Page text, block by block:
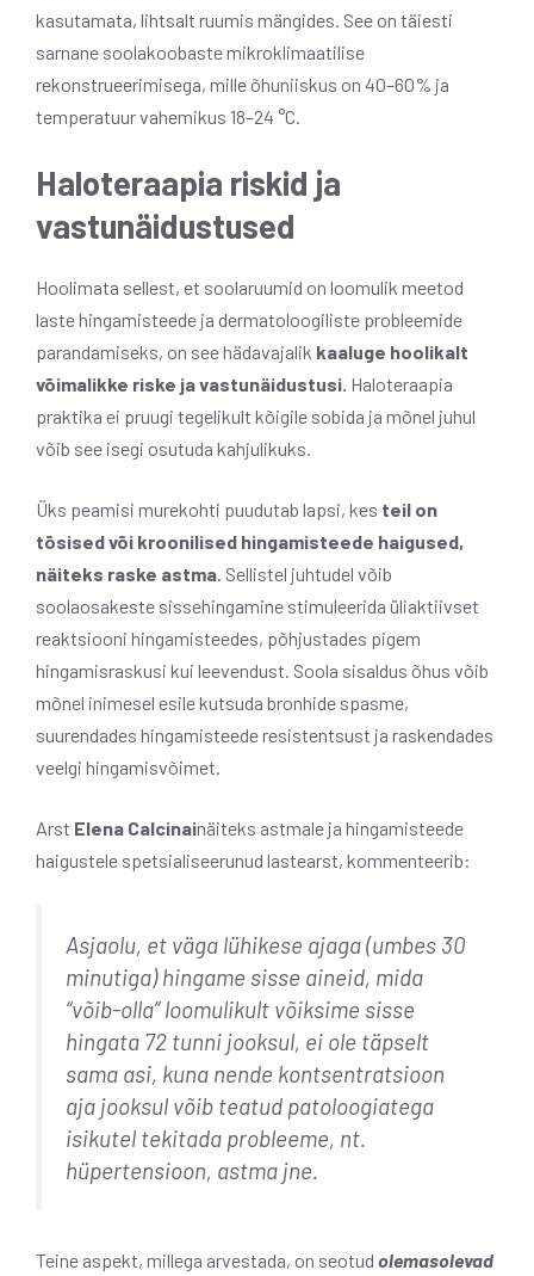
kasutamata, lihtsalt ruumis mängides. See on täiesti
sarnane soolakoobaste mikroklimaatilise
rekonstrueerimisega, mille õhuniiskus on 40–60% ja
temperatuur vahemikus 18–24 °C.
Haloteraapia riskid ja
vastunäidustused
Hoolimata sellest, et soolaruumid on loomulik meetod
laste hingamisteede ja dermatoloogiliste probleemide
parandamiseks, on see hädavajalik kaaluge hoolikalt
võimalikke riske ja vastunäidustusi. Haloteraapia
praktika ei pruugi tegelikult kõigile sobida ja mõnel juhul
võib see isegi osutuda kahjulikuks.
Üks peamisi murekohti puudutab lapsi, kes teil on
tõsised või kroonilised hingamisteede haigused,
näiteks raske astma . Sellistel juhtudel võib
soolaosakeste sissehingamine stimuleerida üliaktiivset
reaktsiooni hingamisteedes, põhjustades pigem
hingamisraskusi kui leevendust. Soola sisaldus õhus võib
mõnel inimesel esile kutsuda bronhide spasme,
suurendades hingamisteede resistentsust ja raskendades
veelgi hingamisvõimet.
Arst Elena Calcinainäiteks astmale ja hingamisteede
haigustele spetsialiseerunud lastearst, kommenteerib:
Asjaolu, et väga lühikese ajaga (umbes 30
minutiga) hingame sisse aineid, mida
“võib-olla” loomulikult võiksime sisse
hingata 72 tunni jooksul, ei ole täpselt
sama asi, kuna nende kontsentratsioon
aja jooksul võib teatud patoloogiatega
isikutel tekitada probleeme, nt.
hüpertensioon, astma jne.
Teine aspekt, millega arvestada, on seotud olemasolevad